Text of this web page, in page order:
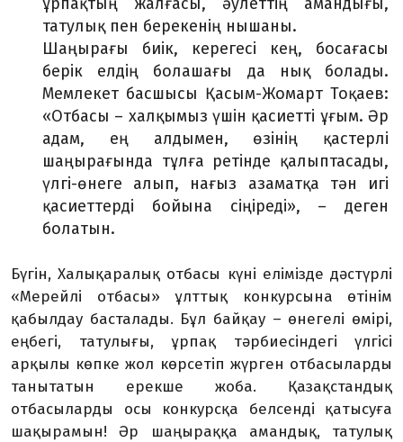
татулық пен берекенің нышаны.
Шаңырағы биік, керегесі кең, босағасы
берік елдің болашағы да нық болады.
Мемлекет басшысы Қасым-Жомарт Тоқаев:
«Отбасы – халқымыз үшін қасиетті ұғым. Әр
адам, ең алдымен, өзінің қастерлі
шаңырағында тұлға ретінде қалыптасады,
үлгі-өнеге алып, нағыз азаматқа тән игі
қасиеттерді бойына сіңіреді», – деген
болатын.
Бүгін, Халықаралық отбасы күні елімізде дәстүрлі
«Мерейлі отбасы» ұлттық конкурсына өтінім
қабылдау басталады. Бұл байқау – өнегелі өмірі,
еңбегі, татулығы, ұрпақ тәрбиесіндегі үлгісі
арқылы көпке жол көрсетіп жүрген отбасыларды
танытатын ерекше жоба. Қазақстандық
отбасыларды осы конкурсқа белсенді қатысуға
шақырамын! Әр шаңыраққа амандық, татулық